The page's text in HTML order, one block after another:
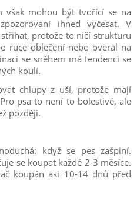
však mohou být tvořící se na
ihned vyčesat. V
protože to ničí strukturu
ruce oblečení nebo overal na
se sněhem má tendenci se
koulí.
chlupy z uší, protože mají
psa to není to bolestivé, ale
později.
když se pes zašpiní.
se koupat každé 2-3 měsíce.
koupán asi 10-14 dnů před